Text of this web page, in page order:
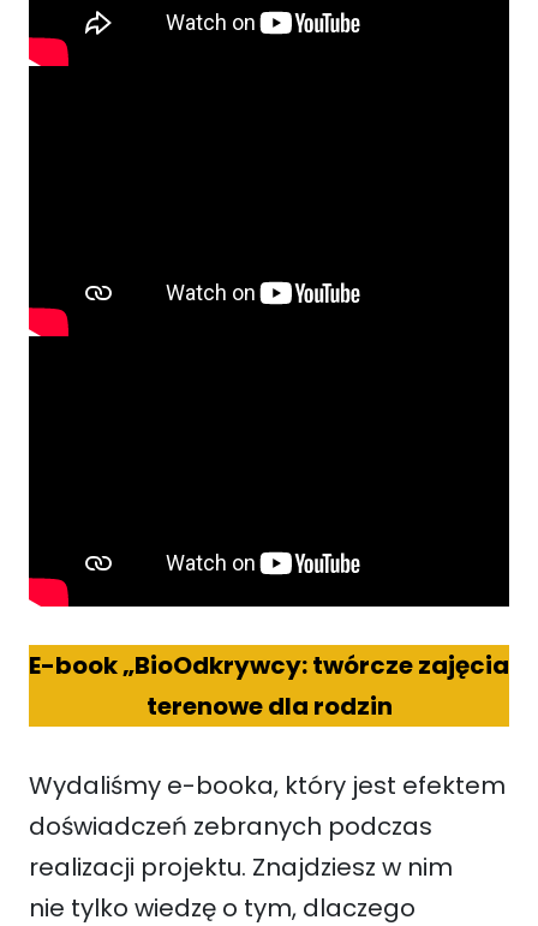
E-book „BioOdkrywcy: twórcze zajęcia
terenowe dla rodzin
Wydaliśmy e-booka, który jest efektem
doświadczeń zebranych podczas
realizacji projektu. Znajdziesz w nim
nie tylko wiedzę o tym, dlaczego